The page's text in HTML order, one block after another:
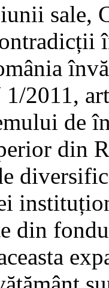
sale,
2011,
de
din
din